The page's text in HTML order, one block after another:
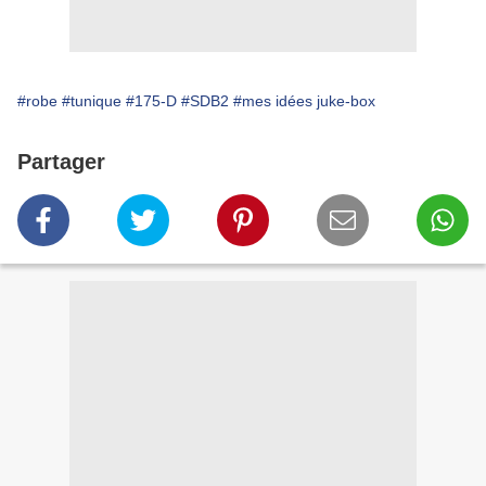
#robe #tunique #175-D #SDB2 #mes idées juke-box
Partager